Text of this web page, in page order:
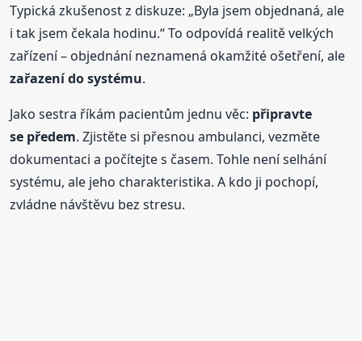
Typická zkušenost z diskuze: „Byla jsem objednaná, ale
i tak jsem čekala hodinu.“ To odpovídá realitě velkých
zařízení – objednání neznamená okamžité ošetření, ale
zařazení do systému.
Jako sestra říkám pacientům jednu věc: připravte
se předem. Zjistěte si přesnou ambulanci, vezměte
dokumentaci a počítejte s časem. Tohle není selhání
systému, ale jeho charakteristika. A kdo ji pochopí,
zvládne návštěvu bez stresu.